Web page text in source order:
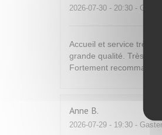
2026-07-30 - 20:30 - Gasten
Accueil et service très
grande qualité. Très
Fortement recommandé
Anne B
2026-07-29 - 19:30 -